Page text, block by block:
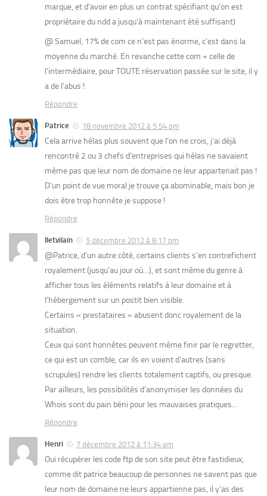
marque, et d’avoir en plus un contrat spécifiant qu’on est
propriétaire du ndd a jusqu’à maintenant été suffisant)
@ Samuel, 17% de com ce n’est pas énorme, c’est dans la
moyenne du marché. En revanche cette com + celle de
l’intermédiaire, pour TOUTE réservation passée sur le site, il y
a de l’abus !
Répondre
Patrice 18 novembre 2012 à 5:54 pm
Cela arrive hélas plus souvent que l’on ne crois, j’ai déjà
rencontré 2 ou 3 chefs d’entreprises qui hélas ne savaient
même pas que leur nom de domaine ne leur appartenait pas !
D’un point de vue moral je trouve ça abominable, mais bon je
dois être trop honnête je suppose !
Répondre
Iletvilain 5 décembre 2012 à 8:17 pm
@Patrice, d’un autre côté, certains clients s’en contrefichent
royalement (jusqu’au jour où…), et sont même du genre à
afficher tous les éléments relatifs à leur domaine et à
l’hébergement sur un postit bien visible.
Certains « prestataires » abusent donc royalement de la
situation.
Ceux qui sont honnêtes peuvent même finir par le regretter,
ce qui est un comble, car ils en voient d’autres (sans
scrupules) rendre les clients totalement captifs, ou presque.
Par ailleurs, les possibilités d’anonymiser les données du
Whois sont du pain béni pour les mauvaises pratiques…
Répondre
Henri 7 décembre 2012 à 11:34 am
Oui récupérer les code ftp de son site peut être fastidieux,
comme dit patrice beaucoup de personnes ne savent pas que
leur nom de domaine ne leurs appartienne pas, il y’as des